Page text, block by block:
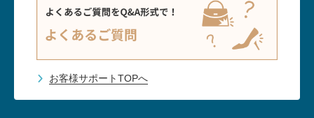
お客様サポートTOPへ